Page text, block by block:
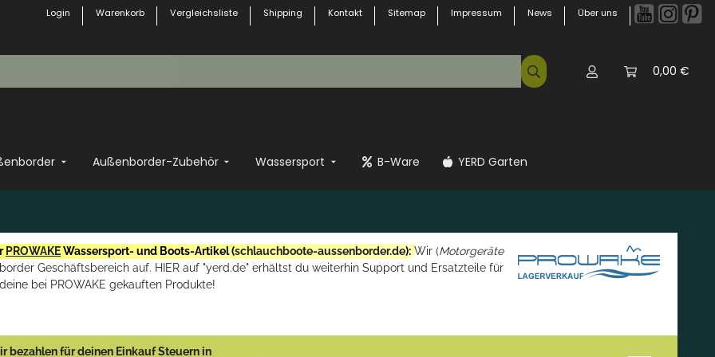
Login Warenkorb Vergleichsliste Shipping Kontakt Sitemap Impressum News Über uns
0,00 €
Außenborder-Zubehör Wassersport B-Ware YERD Garten
PROWAKEWassersport- und Boots-Artikel (schlauchboote-aussenborder.de): Wir (Motorgeräte
Geschäftsbereich auf. HIER auf "yerd.de" erhältst du weiterhin Support und Ersatzteile für
deine bei PROWAKE gekauften Produkte!
bezahlen für deinen Einkauf Steuern in